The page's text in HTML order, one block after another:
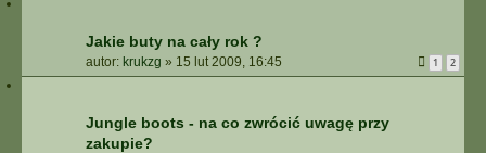
Jakie buty na cały rok ?
autor: krukzg » 15 lut 2009, 16:45 1 2
Jungle boots - na co zwrócić uwagę przy
zakupie?